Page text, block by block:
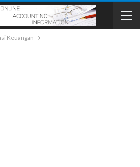
Keuangan